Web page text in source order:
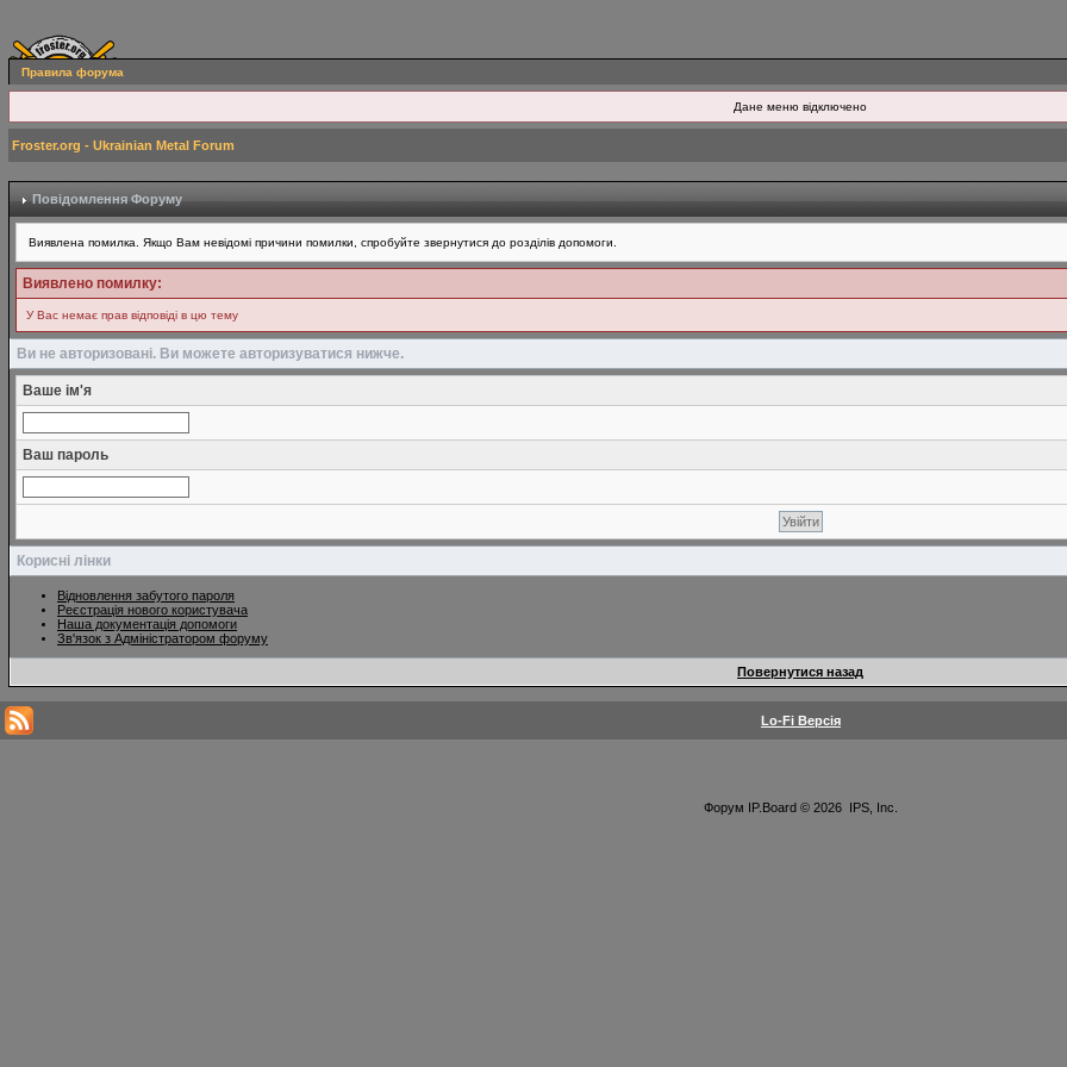
Правила форума
Дане меню відключено
Froster.org - Ukrainian Metal Forum
Повідомлення Форуму
Виявлена помилка. Якщо Вам невідомі причини помилки, спробуйте звернутися до розділів допомоги.
Виявлено помилку:
У Вас немає прав відповіді в цю тему
Ви не авторизовані. Ви можете авторизуватися нижче.
Ваше ім'я
Ваш пароль
Корисні лінки
Відновлення забутого пароля
Реєстрація нового користувача
Наша документація допомоги
Зв'язок з Адміністратором форуму
Повернутися назад
Lo-Fi Версія
Форум IP.Board© 2026 IPS, Inc